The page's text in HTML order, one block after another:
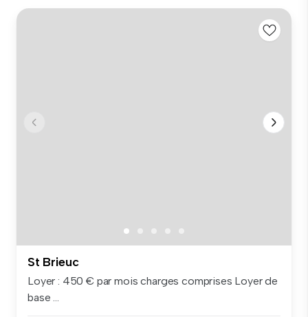
St Brieuc
Loyer : 450 € par mois charges comprises Loyer de
base ...